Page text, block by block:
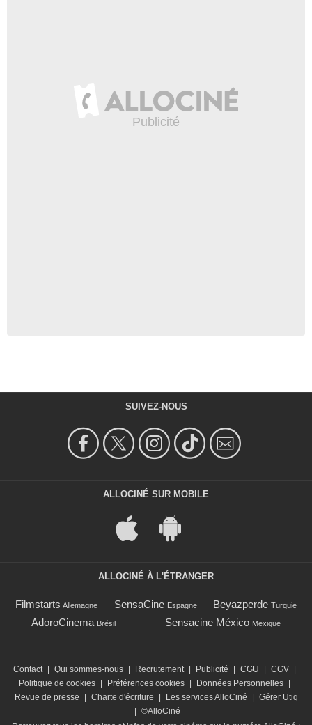
SUIVEZ-NOUS
ALLOCINÉ SUR MOBILE
ALLOCINÉ À L'ÉTRANGER
Filmstarts Allemagne SensaCine Espagne Beyazperde Turquie
AdoroCinema Brésil Sensacine México Mexique
Contact | Qui sommes-nous | Recrutement | Publicité | CGU | CGV |
Politique de cookies | Préférences cookies | Données Personnelles |
Revue de presse
| Charte d'écriture | Les services AlloCiné | Gérer Utiq
| ©AlloCiné